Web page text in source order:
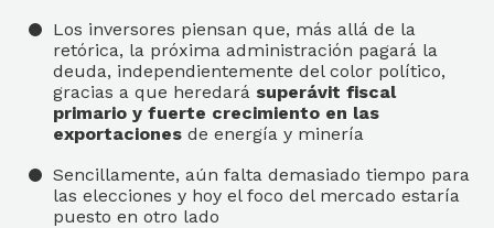
Los inversores piensan que, más allá de la
retórica, la próxima administración pagará la
deuda, independientemente del color político,
gracias a que heredará superávit fiscal
primario y fuerte crecimiento en las
exportaciones de energía y minería
Sencillamente, aún falta demasiado tiempo para
las elecciones y hoy el foco del mercado estaría
puesto en otro lado